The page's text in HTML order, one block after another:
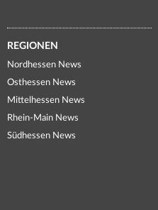
REGIONEN
Nordhessen News
Osthessen News
Mittelhessen News
Rhein-Main News
Südhessen News